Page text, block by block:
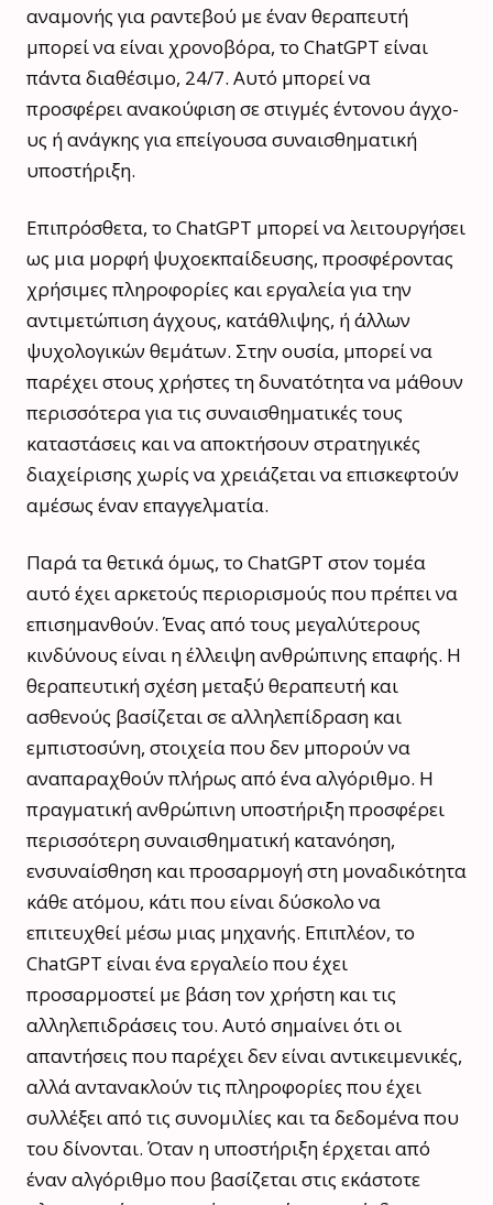
αναμονής για ραντεβού με έναν θεραπευτή
μπορεί να είναι χρονοβόρα, το ChatGPT είναι
πάντα διαθέσιμο, 24/7. Αυτό μπορεί να
προσφέρει ανακούφιση σε στιγμές έντονου άγχο­
υς ή ανάγκης για επείγουσα συναισθηματική
υποστήριξη.
Επιπρόσθετα, το ChatGPT μπορεί να λειτουργήσει
ως μια μορφή ψυχοεκπαίδευσης, προσφέροντας
χρήσιμες πληροφορίες και εργαλεία για την
αντιμετώπιση άγχους, κατάθλιψης, ή άλλων
ψυχολογικών θεμάτων. Στην ουσία, μπορεί να
παρέχει στους χρήστες τη δυνατότητα να μάθουν
περισσότερα για τις συναισθηματικές τους
καταστάσεις και να αποκτήσουν στρατηγικές
διαχείρισης χωρίς να χρειάζεται να επισκεφτούν
αμέσως έναν επαγγελματία.
Παρά τα θετικά όμως, το ChatGPT στον τομέα
αυτό έχει αρκετούς περιορισμούς που πρέπει να
επισημανθούν. Ένας από τους μεγαλύτερους
κινδύνους είναι η έλλειψη ανθρώπινης επαφής. Η
θεραπευτική σχέση μεταξύ θεραπευτή και
ασθενούς βασίζεται σε αλληλεπίδραση και
εμπιστοσύνη, στοιχεία που δεν μπορούν να
αναπαραχθούν πλήρως από ένα αλγόριθμο. Η
πραγματική ανθρώπινη υποστήριξη προσφέρει
περισσότερη συναισθηματική κατανόηση,
ενσυναίσθηση και προσαρμογή στη μοναδικότητα
κάθε ατόμου, κάτι που είναι δύσκολο να
επιτευχθεί μέσω μιας μηχανής. Επιπλέον, το
ChatGPT είναι ένα εργαλείο που έχει
προσαρμοστεί με βάση τον χρήστη και τις
αλληλεπιδράσεις του. Αυτό σημαίνει ότι οι
απαντήσεις που παρέχει δεν είναι αντικειμενικές,
αλλά αντανακλούν τις πληροφορίες που έχει
συλλέξει από τις συνομιλίες και τα δεδομένα που
του δίνονται. Όταν η υποστήριξη έρχεται από
έναν αλγόριθμο που βασίζεται στις εκάστοτε